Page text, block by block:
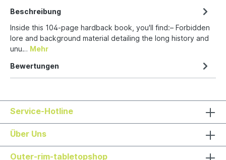
Beschreibung
Inside this 104-page hardback book, you'll find:– Forbidden
lore and background material detailing the long history and
unu… Mehr
Bewertungen
Service-Hotline
Über Uns
Outer-rim-tabletopshop